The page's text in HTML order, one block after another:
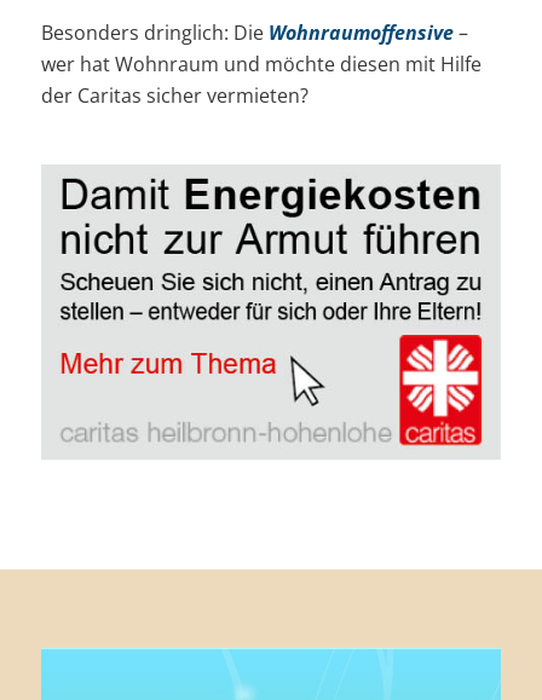
Besonders dringlich: Die Wohnraumoffensive–
wer hat Wohnraum und möchte diesen mit Hilfe
der Caritas sicher vermieten?